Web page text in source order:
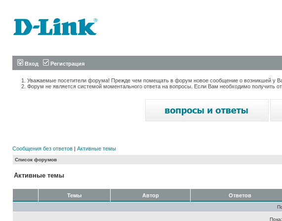
Вход Регистрация
Уважаемые посетители форума! Прежде чем помещать в форум новое сообщение о возникшей у
Форум не является системой моментального ответа на вопросы. Если Вам необходимо получить
Сообщения без ответов | Активные темы
Список форумов
Активные темы
Темы Автор Ответов